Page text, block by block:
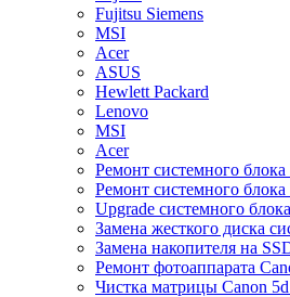
Fujitsu Siemens
MSI
Acer
ASUS
Hewlett Packard
Lenovo
MSI
Acer
Ремонт системного
Ремонт системного
Upgrade системного блока
Замена жесткого диска
Замена накопителя на
Ремонт фотоаппарата
Чистка матрицы Canon